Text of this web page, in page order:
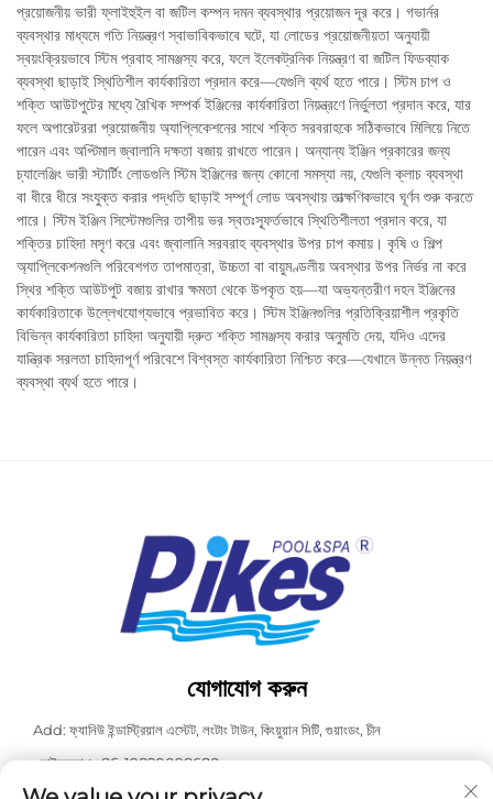
প্রয়োজনীয় ভারী ফ্লাইহুইল বা জটিল কম্পন দমন ব্যবস্থার প্রয়োজন দূর করে। গভার্নর
ব্যবস্থার মাধ্যমে গতি নিয়ন্ত্রণ স্বাভাবিকভাবে ঘটে, যা লোডের প্রয়োজনীয়তা অনুযায়ী
স্বয়ংক্রিয়ভাবে স্টিম প্রবাহ সামঞ্জস্য করে, ফলে ইলেকট্রনিক নিয়ন্ত্রণ বা জটিল ফিডব্যাক
ব্যবস্থা ছাড়াই স্থিতিশীল কার্যকারিতা প্রদান করে—যেগুলি ব্যর্থ হতে পারে। স্টিম চাপ ও
শক্তি আউটপুটের মধ্যে রৈখিক সম্পর্ক ইঞ্জিনের কার্যকারিতা নিয়ন্ত্রণে নির্ভুলতা প্রদান করে, যার
ফলে অপারেটররা প্রয়োজনীয় অ্যাপ্লিকেশনের সাথে শক্তি সরবরাহকে সঠিকভাবে মিলিয়ে নিতে
পারেন এবং অপ্টিমাল জ্বালানি দক্ষতা বজায় রাখতে পারেন। অন্যান্য ইঞ্জিন প্রকারের জন্য
চ্যালেঞ্জিং ভারী স্টার্টিং লোডগুলি স্টিম ইঞ্জিনের জন্য কোনো সমস্যা নয়, যেগুলি ক্লাচ ব্যবস্থা
বা ধীরে ধীরে সংযুক্ত করার পদ্ধতি ছাড়াই সম্পূর্ণ লোড অবস্থায় তাত্ক্ষণিকভাবে ঘূর্ণন শুরু করতে
পারে। স্টিম ইঞ্জিন সিস্টেমগুলির তাপীয় ভর স্বতঃস্ফূর্তভাবে স্থিতিশীলতা প্রদান করে, যা
শক্তির চাহিদা মসৃণ করে এবং জ্বালানি সরবরাহ ব্যবস্থার উপর চাপ কমায়। কৃষি ও শিল্প
অ্যাপ্লিকেশনগুলি পরিবেশগত তাপমাত্রা, উচ্চতা বা বায়ুমণ্ডলীয় অবস্থার উপর নির্ভর না করে
স্থির শক্তি আউটপুট বজায় রাখার ক্ষমতা থেকে উপকৃত হয়—যা অভ্যন্তরীণ দহন ইঞ্জিনের
কার্যকারিতাকে উল্লেখযোগ্যভাবে প্রভাবিত করে। স্টিম ইঞ্জিনগুলির প্রতিক্রিয়াশীল প্রকৃতি
বিভিন্ন কার্যকারিতা চাহিদা অনুযায়ী দ্রুত শক্তি সামঞ্জস্য করার অনুমতি দেয়, যদিও এদের
যান্ত্রিক সরলতা চাহিদাপূর্ণ পরিবেশে বিশ্বস্ত কার্যকারিতা নিশ্চিত করে—যেখানে উন্নত নিয়ন্ত্রণ
ব্যবস্থা ব্যর্থ হতে পারে।
যোগাযোগ করুন
Add: ফ্যানিউ ইন্ডাস্ট্রিয়াল এস্টেট, লংটাং টাউন, কিংয়ুয়ান সিটি, গুয়াংডং, চীন
ওয়াটসঅ্যাপ:+86-19820098680